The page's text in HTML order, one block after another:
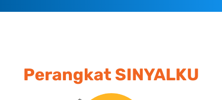
Perangkat SINYALKU